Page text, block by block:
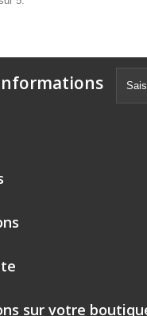
sur votre